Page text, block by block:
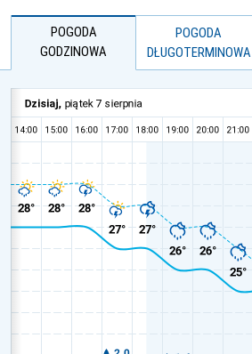
POGODA
GODZINOWA
POGODA
DŁUGOTERMINOWA